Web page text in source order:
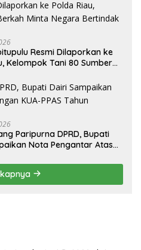
Resmi Dilaporkan ke
Kelompok Tani 80 Sumber
Paripurna DPRD, Bupati
Nota Pengantar Atas